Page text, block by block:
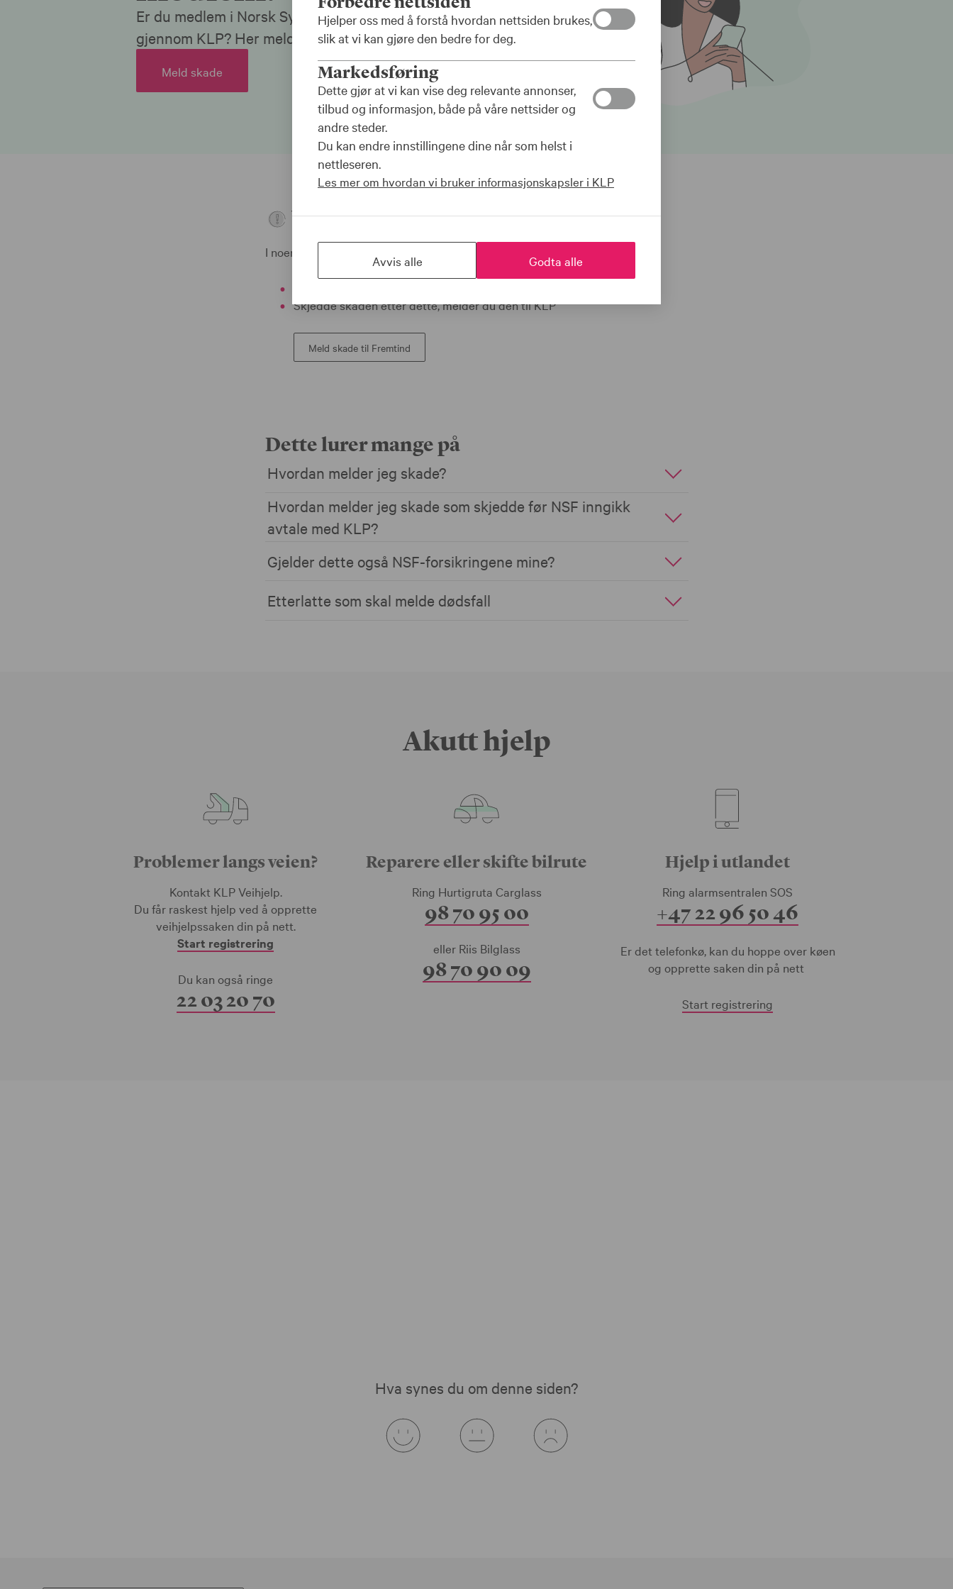
Er du medlem i Norsk Sykepleierforbund og har forsikring
gjennom KLP? Her melder du skade på dine forsikringer.
Meld skade
Viktig informasjon
I noen tilfeller skal skaden meldes et annet sted enn KLP.
Skjedde skaden etter dette, melder du den til KLP
Meld skade til Fremtind
Dette lurer mange på
Hvordan melder jeg skade?
Hvordan melder jeg skade som skjedde før NSF inngikk
avtale med KLP?
Gjelder dette også NSF-forsikringene mine?
Etterlatte som skal melde dødsfall
Akutt hjelp
Problemer langs veien?
Kontakt KLP Veihjelp.
Du får raskest hjelp ved å opprette
veihjelpssaken din på nett.
Start registrering
Du kan også ringe
22 03 20 70
Reparere eller skifte bilrute
Ring Hurtigruta Carglass
98 70 95 00
eller Riis Bilglass
98 70 90 09
Hjelp i utlandet
Ring alarmsentralen SOS
+47 22 96 50 46
Er det telefonkø, kan du hoppe over køen
og opprette saken din på nett
Start registrering
Hva synes du om denne siden?
Hjelper oss med å forstå hvordan nettsiden brukes,
slik at vi kan gjøre den bedre for deg.
Markedsføring
Dette gjør at vi kan vise deg relevante annonser,
tilbud og informasjon, både på våre nettsider og
andre steder.
Du kan endre innstillingene dine når som helst i
nettleseren.
Les mer om hvordan vi bruker informasjonskapsler i KLP
Avvis alle Godta alle